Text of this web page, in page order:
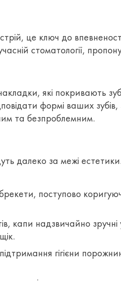
це ключ до
стоматології,
які покривають
формі ваших
та безпроблемним.
далеко за межі
поступово
капи надзвичайно
гігієни